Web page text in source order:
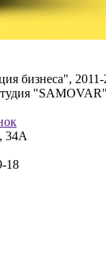
бизнеса",
"SAMOVAR"
34А
18